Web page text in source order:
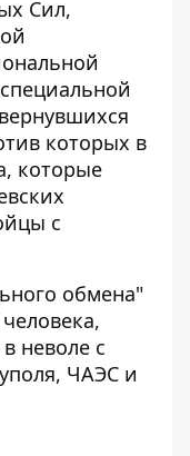
Сил,
которых в
которые
с
обмена"
неволе с
ЧАЭС и